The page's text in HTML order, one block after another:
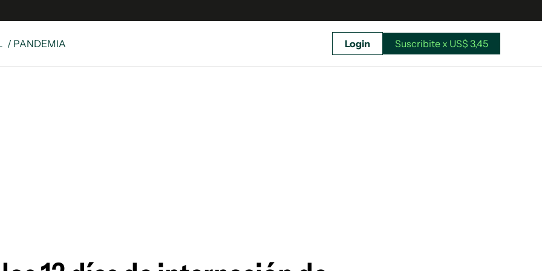
/ PANDEMIA Login Suscribite x US$ 3,45